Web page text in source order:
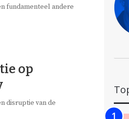
fundamenteel andere
op
disruptie van de